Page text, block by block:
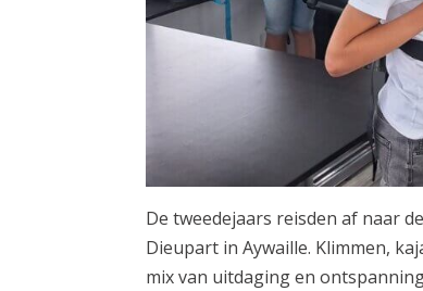
De tweedejaars reisden af naar
Dieupart in Aywaille. Klimmen,
mix van uitdaging en